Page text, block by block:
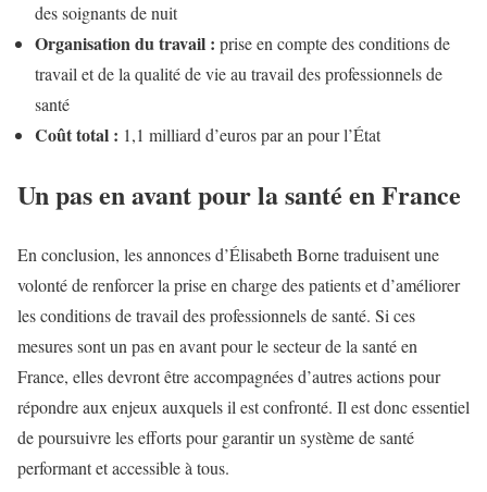
des soignants de nuit
Organisation du travail : prise en compte des conditions de
travail et de la qualité de vie au travail des professionnels de
santé
Coût total : 1,1 milliard d’euros par an pour l’État
Un pas en avant pour la santé en France
En conclusion, les annonces d’Élisabeth Borne traduisent une
volonté de renforcer la prise en charge des patients et d’améliorer
les conditions de travail des professionnels de santé. Si ces
mesures sont un pas en avant pour le secteur de la santé en
France, elles devront être accompagnées d’autres actions pour
répondre aux enjeux auxquels il est confronté. Il est donc essentiel
de poursuivre les efforts pour garantir un système de santé
performant et accessible à tous.